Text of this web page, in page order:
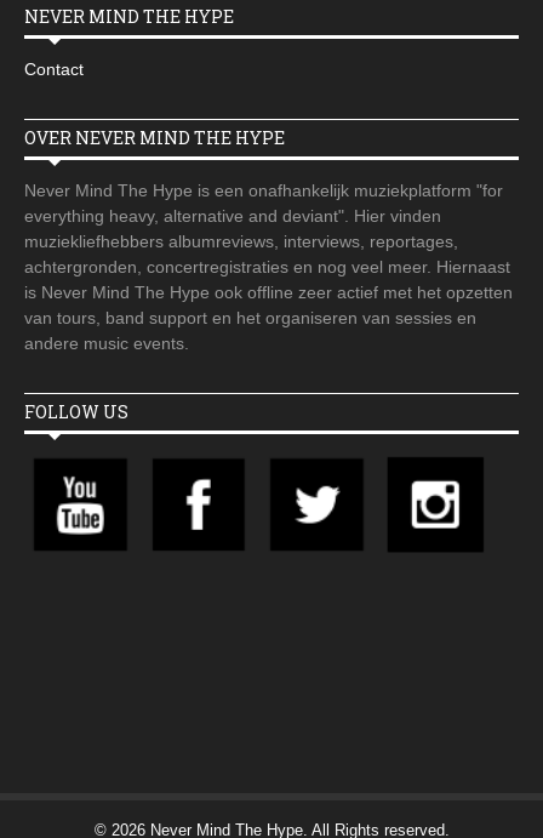
NEVER MIND THE HYPE
Contact
OVER NEVER MIND THE HYPE
Never Mind The Hype is een onafhankelijk muziekplatform "for
everything heavy, alternative and deviant". Hier vinden
muziekliefhebbers albumreviews, interviews, reportages,
achtergronden, concertregistraties en nog veel meer. Hiernaast
is Never Mind The Hype ook offline zeer actief met het opzetten
van tours, band support en het organiseren van sessies en
andere music events.
FOLLOW US
© 2026 Never Mind The Hype. All Rights reserved.